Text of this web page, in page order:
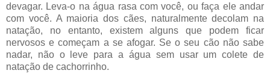
devagar. Leva-o na água rasa com você, ou faça ele andar
com você. A maioria dos cães, naturalmente decolam na
natação, no entanto, existem alguns que podem ficar
nervosos e começam a se afogar. Se o seu cão não sabe
nadar, não o leve para a água sem usar um colete de
natação de cachorrinho.